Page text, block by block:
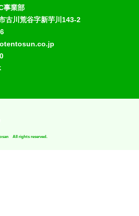
事業部
古川荒谷字新芋川143-2
All rights reserved.